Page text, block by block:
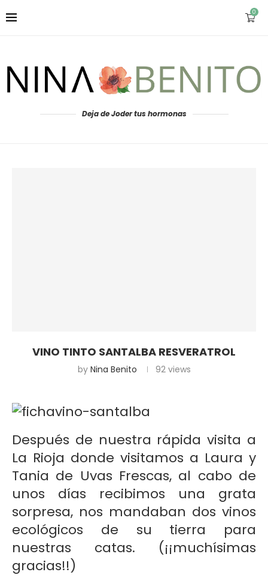
0
Deja de Joder tus hormonas
VINO TINTO SANTALBA RESVERATROL
by Nina Benito 92views
Después de nuestra rápida visita a
La Rioja donde visitamos a Laura y
Tania de Uvas Frescas, al cabo de
unos días recibimos una grata
sorpresa, nos mandaban dos vinos
ecológicos de su tierra para
nuestras catas. (¡¡muchísimas
gracias!!)